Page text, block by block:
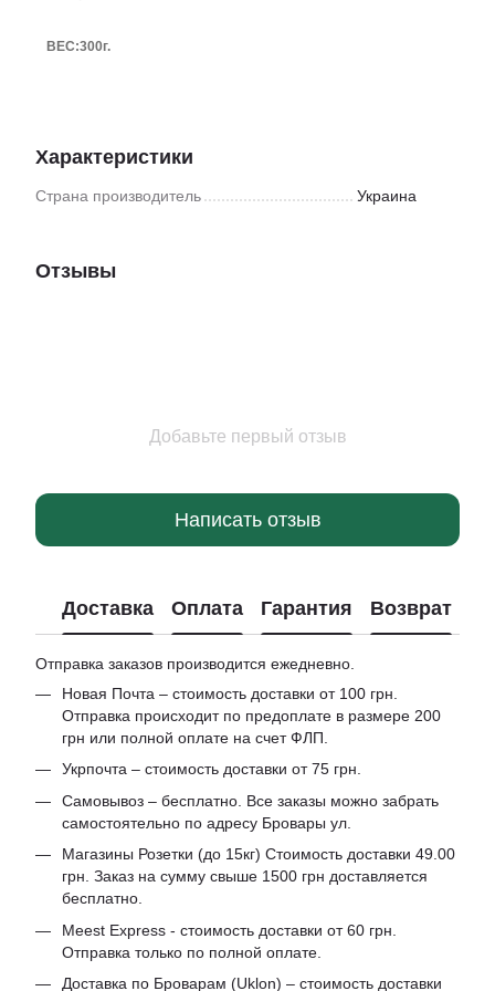
ВЕС:300г.
Характеристики
Страна производитель Украина
Отзывы
Добавьте первый отзыв
Написать отзыв
Доставка Оплата Гарантия Возврат
Отправка заказов производится ежедневно.
Новая Почта – стоимость доставки от 100 грн.
Отправка происходит по предоплате в размере 200
грн или полной оплате на счет ФЛП.
Укрпочта – стоимость доставки от 75 грн.
Самовывоз – бесплатно. Все заказы можно забрать
самостоятельно по адресу Бровары ул.
Магазины Розетки (до 15кг) Стоимость доставки 49.00
грн. Заказ на сумму свыше 1500 грн доставляется
бесплатно.
Meest Express - стоимость доставки от 60 грн.
Отправка только по полной оплате.
Доставка по Броварам (Uklon) – стоимость доставки